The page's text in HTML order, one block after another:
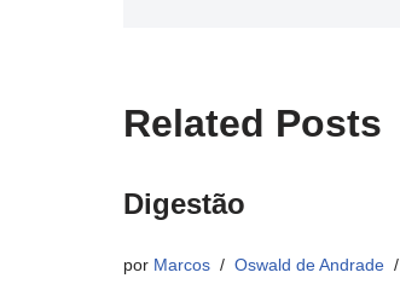
Related Posts
Digestão
por Marcos
Oswald de Andrade